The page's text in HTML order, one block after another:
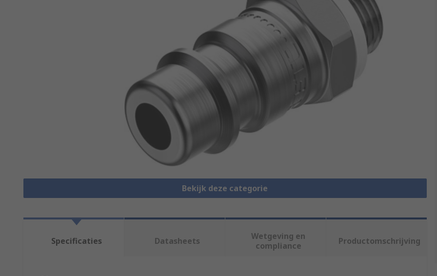
Bekijk deze categorie
Specificaties Datasheets
Wetgeving en
compliance
Productomschrijving